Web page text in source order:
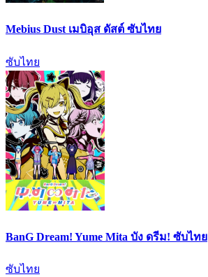
Mebius Dust เมบิอุส ดัสต์ ซับไทย
ซับไทย
BanG Dream! Yume Mita บัง ดรีม! ซับไทย
ซับไทย